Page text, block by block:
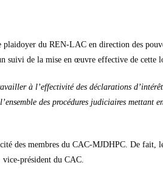
du REN-LAC en direction des
de la mise en œuvre effective de cette
à l’effectivité des déclarations
des procédures judiciaires mettant
des membres du CAC-MJDHPC. De
vice-président du CAC.